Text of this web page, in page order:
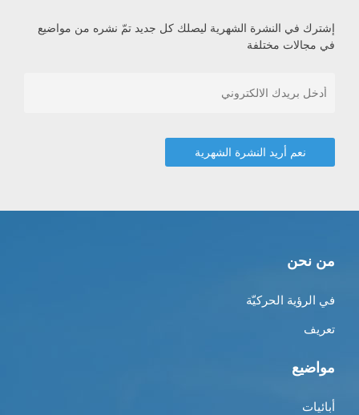
إشترك في النشرة الشهرية ليصلك كل جديد تمّ نشره من مواضيع
في مجالات مختلفة
من نحن
في الرؤية الحركيّة
تعريف
مواضيع
أبائيات